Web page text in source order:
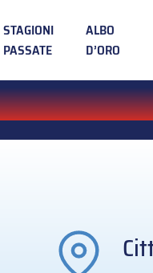
STAGIONI
PASSATE
ALBO
D’ORO